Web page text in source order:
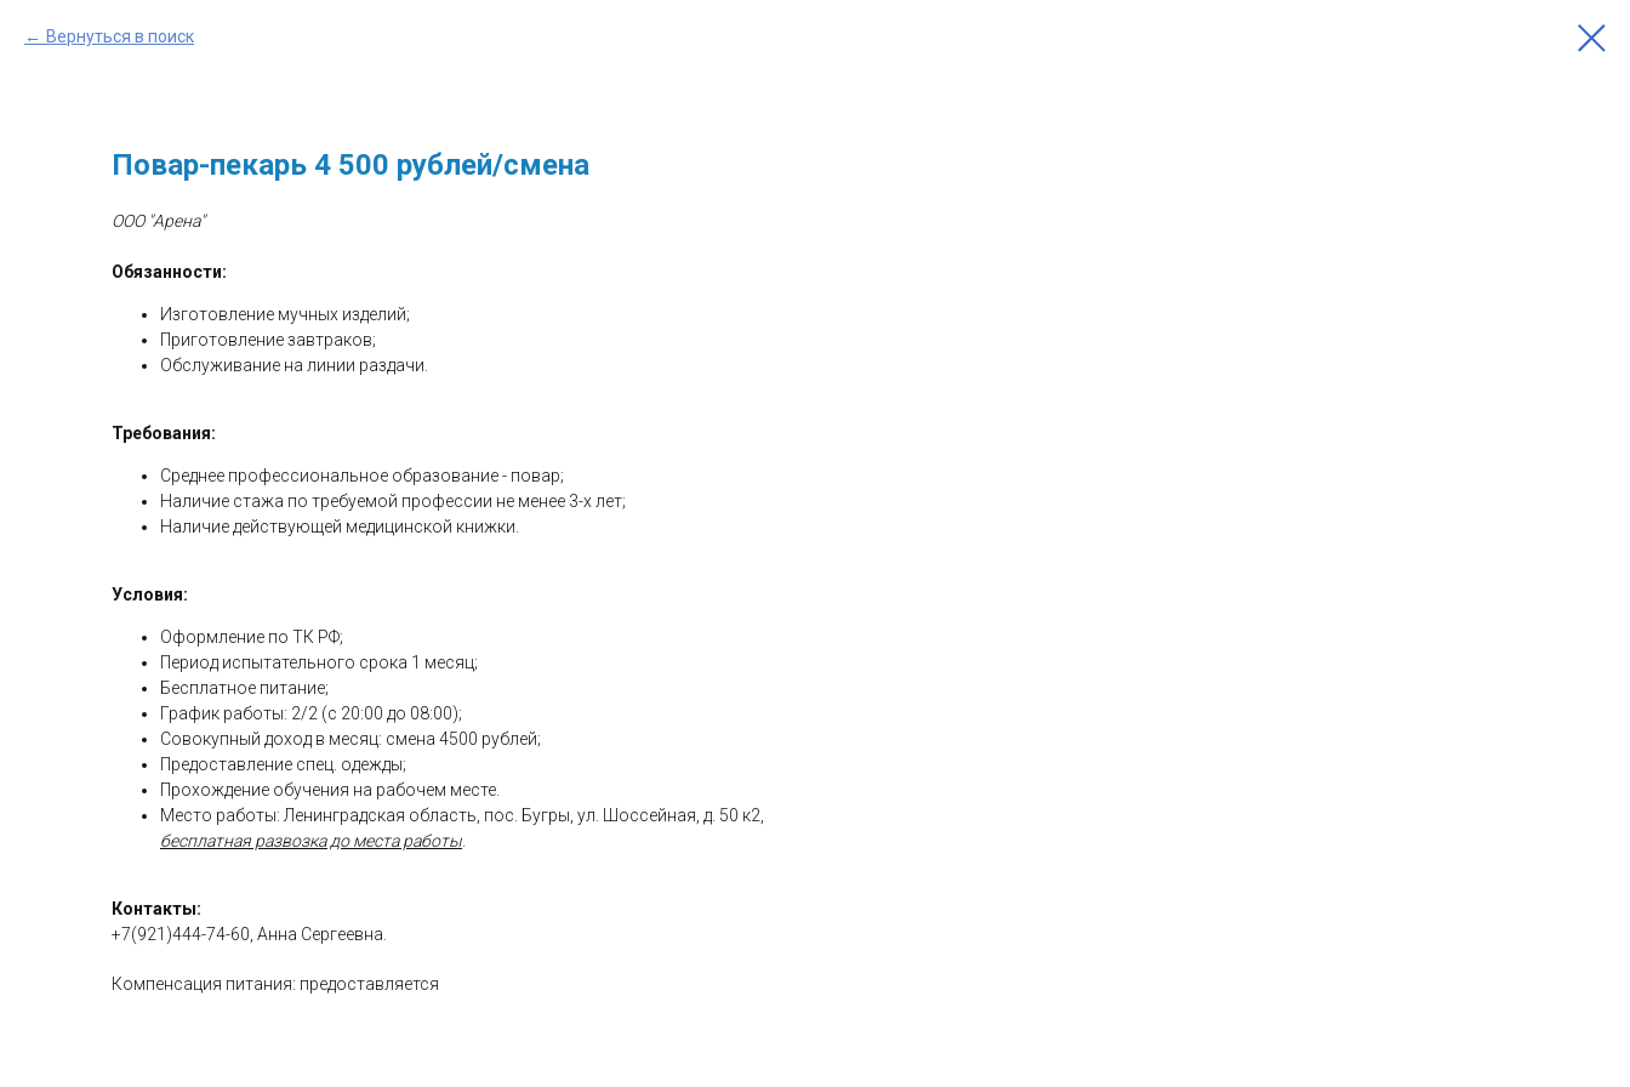
Вернуться в поиск
Повар-пекарь 4 500 рублей/смена
ООО "Арена"
Обязанности:
Изготовление мучных изделий;
Приготовление завтраков;
Обслуживание на линии раздачи.
Требования:
Среднее профессиональное образование - повар;
Наличие стажа по требуемой профессии не менее 3-х лет;
Наличие действующей медицинской книжки.
Условия:
Оформление по ТК РФ;
Период испытательного срока 1 месяц;
Бесплатное питание;
График работы: 2/2 (с 20:00 до 08:00);
Совокупный доход в месяц: смена 4500 рублей;
Предоставление спец. одежды;
Прохождение обучения на рабочем месте.
Место работы: Ленинградская область, пос. Бугры, ул. Шоссейная, д. 50 к2,
бесплатная развозка до места работы
Контакты:
+7(921)444-74-60, Анна Сергеевна.
Компенсация питания: предоставляется